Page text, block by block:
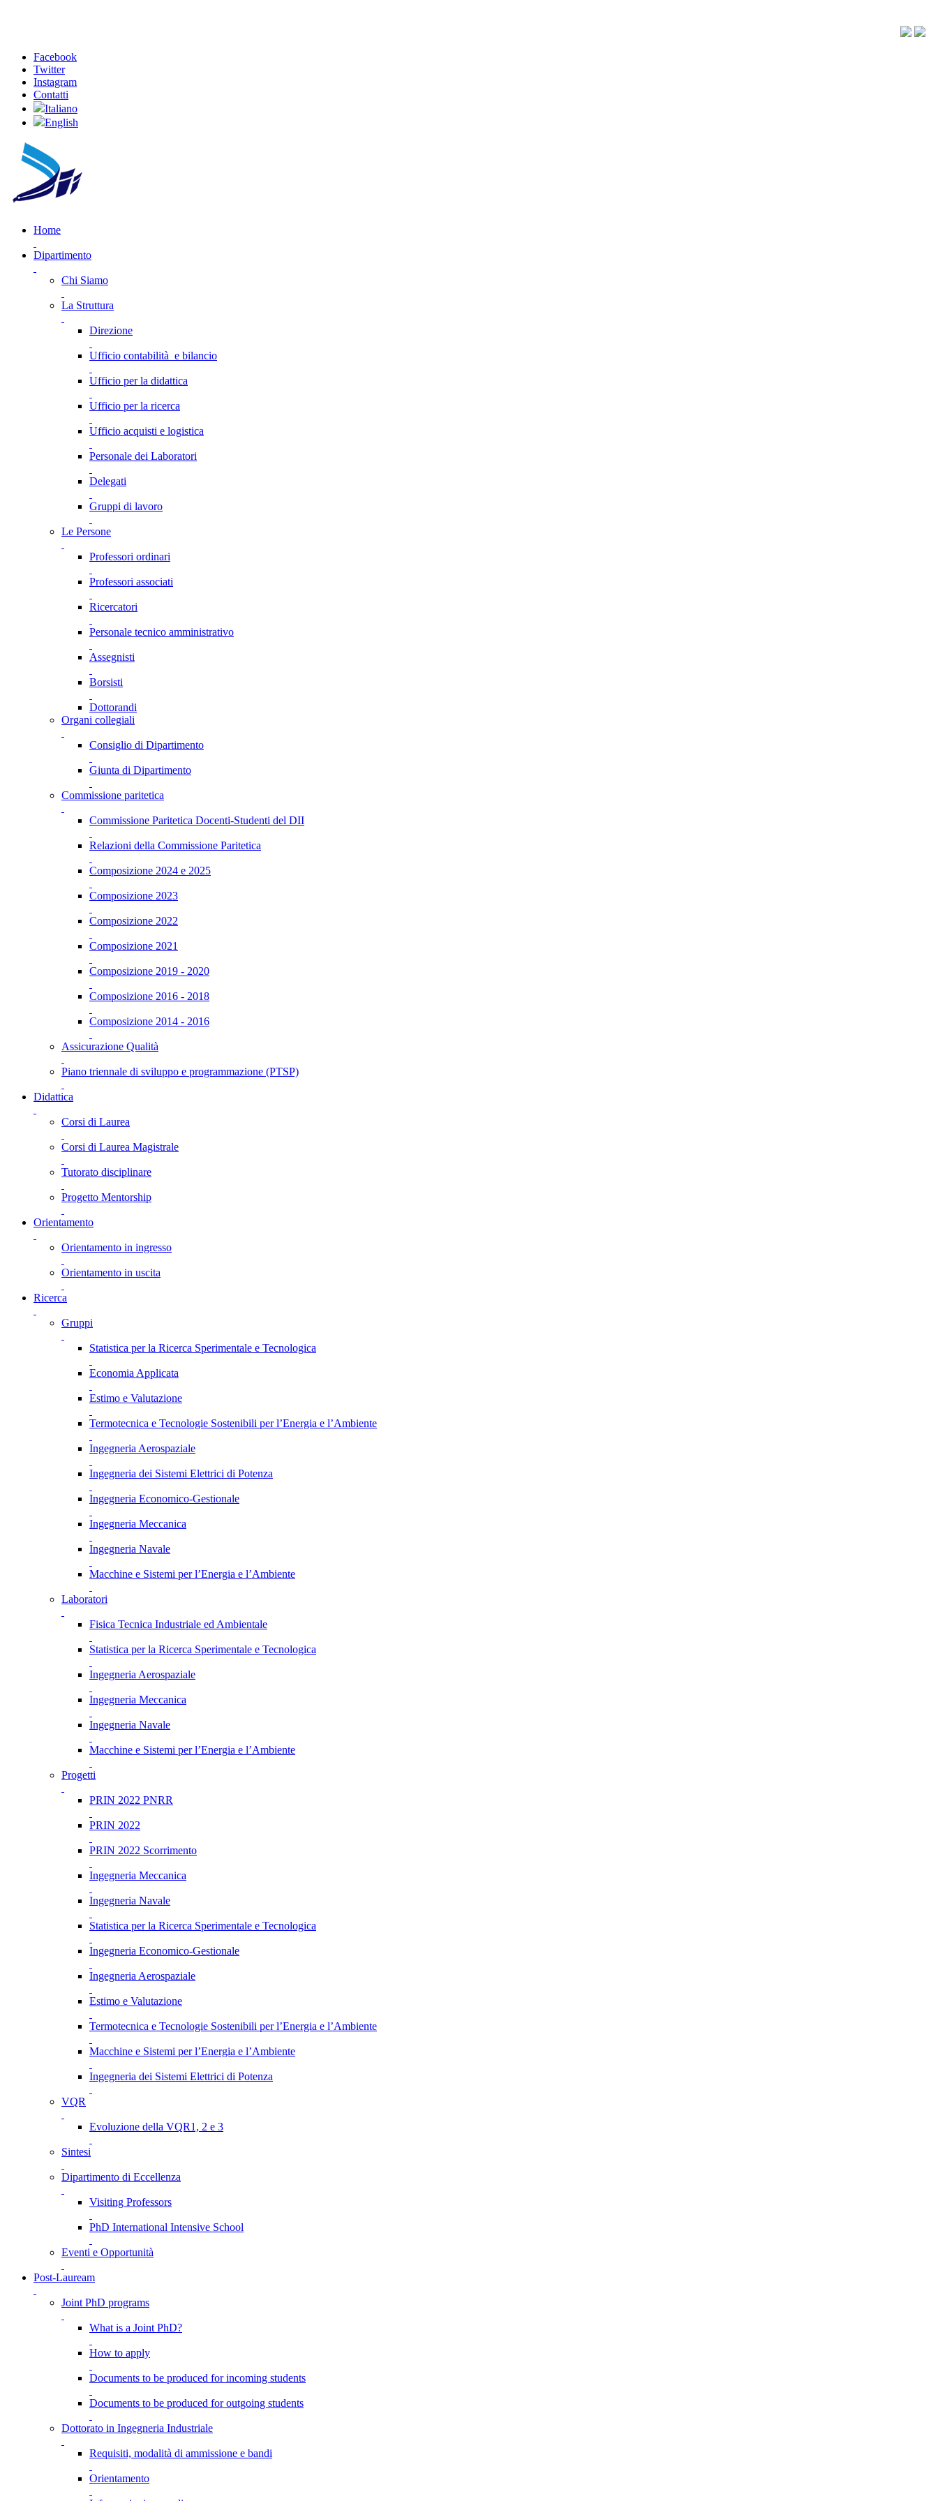
Facebook
Twitter
Instagram
Contatti
Italiano
English
Home
Dipartimento
Chi Siamo
La Struttura
Direzione
Ufficio contabilità e bilancio
Ufficio per la didattica
Ufficio per la ricerca
Ufficio acquisti e logistica
Personale dei Laboratori
Delegati
Gruppi di lavoro
Le Persone
Professori ordinari
Professori associati
Ricercatori
Personale tecnico amministrativo
Assegnisti
Borsisti
Dottorandi
Organi collegiali
Consiglio di Dipartimento
Giunta di Dipartimento
Commissione paritetica
Commissione Paritetica Docenti-Studenti del DII
Relazioni della Commissione Paritetica
Composizione 2024 e 2025
Composizione 2023
Composizione 2022
Composizione 2021
Composizione 2019 - 2020
Composizione 2016 - 2018
Composizione 2014 - 2016
Assicurazione Qualità
Piano triennale di sviluppo e programmazione (PTSP)
Didattica
Corsi di Laurea
Corsi di Laurea Magistrale
Tutorato disciplinare
Progetto Mentorship
Orientamento
Orientamento in ingresso
Orientamento in uscita
Ricerca
Gruppi
Statistica per la Ricerca Sperimentale e Tecnologica
Economia Applicata
Estimo e Valutazione
Termotecnica e Tecnologie Sostenibili per l’Energia e l’Ambiente
Ingegneria Aerospaziale
Ingegneria dei Sistemi Elettrici di Potenza
Ingegneria Economico-Gestionale
Ingegneria Meccanica
Ingegneria Navale
Macchine e Sistemi per l’Energia e l’Ambiente
Laboratori
Fisica Tecnica Industriale ed Ambientale
Statistica per la Ricerca Sperimentale e Tecnologica
Ingegneria Aerospaziale
Ingegneria Meccanica
Ingegneria Navale
Macchine e Sistemi per l’Energia e l’Ambiente
Progetti
PRIN 2022 PNRR
PRIN 2022
PRIN 2022 Scorrimento
Ingegneria Meccanica
Ingegneria Navale
Statistica per la Ricerca Sperimentale e Tecnologica
Ingegneria Economico-Gestionale
Ingegneria Aerospaziale
Estimo e Valutazione
Termotecnica e Tecnologie Sostenibili per l’Energia e l’Ambiente
Macchine e Sistemi per l’Energia e l’Ambiente
Ingegneria dei Sistemi Elettrici di Potenza
VQR
Evoluzione della VQR1, 2 e 3
Sintesi
Dipartimento di Eccellenza
Visiting Professors
PhD International Intensive School
Eventi e Opportunità
Post-Lauream
Joint PhD programs
What is a Joint PhD?
How to apply
Documents to be produced for incoming students
Documents to be produced for outgoing students
Dottorato in Ingegneria Industriale
Requisiti, modalità di ammissione e bandi
Orientamento